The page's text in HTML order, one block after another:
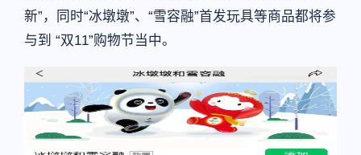
新”，同时“冰墩墩”、“雪容融”首发玩具等商品都将参
与到 “双11”购物节当中。